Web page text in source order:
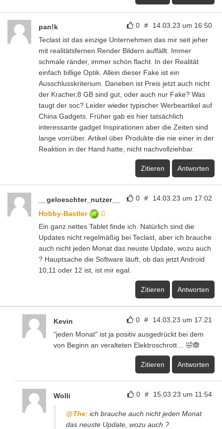
0 # 14.03.23 um 16:50
pan!k
Teclast ist das einzige Unternehmen das mir seit jeher
mit realitätsfernen Render Bildern auffällt. Immer
schmale ränder, immer schön flacht. In der Realität
einfach billige Optik. Allein dieser Fake ist ein
Ausschlusskriterium. Daneben ist Preis jetzt auch nicht
der Kracher,8 GB sind gut, oder auch nur Fake? Was
taugt der soc? Leider wieder typischer Werbeartikel auf
China Gadgets. Früher gab es hier tatsächlich
interessante gadget Inspirationen aber die Zeiten sind
lange vorrüber. Artikel über Produkte die nie einer in der
Reaktion in der Hand hatte, nicht nachvollziehbar.
Zitieren Antworten
0 # 14.03.23 um 17:02
__geloeschter_nutzer__
Hobby-Bastler
Ein ganz nettes Tablet finde ich. Natürlich sind die
Updates nicht regelmäßig bei Teclast, aber ich brauche
auch nicht jeden Monat das neuste Update, wozu auch
? Hauptsache die Software läuft, ob das jetzt Android
10,11 oder 12 ist, ist mir egal.
Zitieren Antworten
0 # 14.03.23 um 17:21
Kevin
"jeden Monat" ist ja positiv ausgedrückt bei dem
von Beginn an veralteten Elektroschrott… 🤣🙈
Zitieren Antworten
0 # 15.03.23 um 11:54
Wolli
@The: ich brauche auch nicht jeden Monat
das neuste Update, wozu auch ?